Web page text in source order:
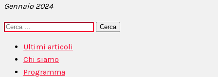
Gennaio 2024
Ricerca
Ultimi articoli
Chi siamo
Programma